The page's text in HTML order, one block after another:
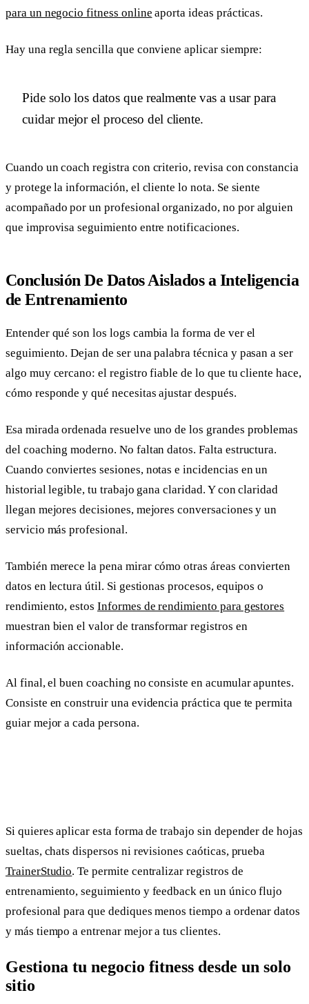
para un negocio fitness online aporta ideas prácticas.
Hay una regla sencilla que conviene aplicar siempre:
Pide solo los datos que realmente vas a usar para
cuidar mejor el proceso del cliente.
Cuando un coach registra con criterio, revisa con constancia
y protege la información, el cliente lo nota. Se siente
acompañado por un profesional organizado, no por alguien
que improvisa seguimiento entre notificaciones.
Conclusión De Datos Aislados a Inteligencia
de Entrenamiento
Entender qué son los logs cambia la forma de ver el
seguimiento. Dejan de ser una palabra técnica y pasan a ser
algo muy cercano: el registro fiable de lo que tu cliente hace,
cómo responde y qué necesitas ajustar después.
Esa mirada ordenada resuelve uno de los grandes problemas
del coaching moderno. No faltan datos. Falta estructura.
Cuando conviertes sesiones, notas e incidencias en un
historial legible, tu trabajo gana claridad. Y con claridad
llegan mejores decisiones, mejores conversaciones y un
servicio más profesional.
También merece la pena mirar cómo otras áreas convierten
datos en lectura útil. Si gestionas procesos, equipos o
rendimiento, estosInformes de rendimiento para gestores
muestran bien el valor de transformar registros en
información accionable.
Al final, el buen coaching no consiste en acumular apuntes.
Consiste en construir una evidencia práctica que te permita
guiar mejor a cada persona.
Si quieres aplicar esta forma de trabajo sin depender de hojas
sueltas, chats dispersos ni revisiones caóticas, prueba
TrainerStudio. Te permite centralizar registros de
entrenamiento, seguimiento y feedback en un único flujo
profesional para que dediques menos tiempo a ordenar datos
y más tiempo a entrenar mejor a tus clientes.
Gestiona tu negocio fitness desde un solo
sitio